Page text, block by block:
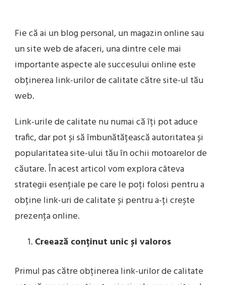
Fie că ai un blog personal, un magazin online sau
un site web de afaceri, una dintre cele mai
importante aspecte ale succesului online este
obținerea link-urilor de calitate către site-ul tău
web.
Link-urile de calitate nu numai că îți pot aduce
trafic, dar pot și să îmbunătățească autoritatea și
popularitatea site-ului tău în ochii motoarelor de
căutare. În acest articol vom explora câteva
strategii esențiale pe care le poți folosi pentru a
obține link-uri de calitate și pentru a-ți crește
prezența online.
Creează conținut unic și valoros
Primul pas către obținerea link-urilor de calitate